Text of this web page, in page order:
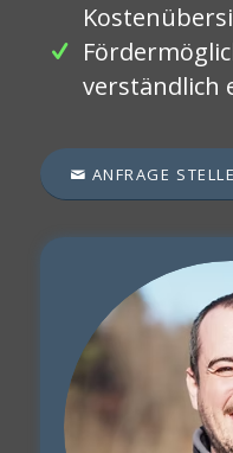
verständlich
ANFRAGE